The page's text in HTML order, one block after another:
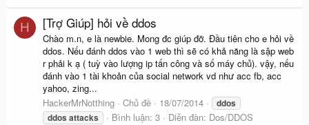
H [Trợ Giúp] hỏi về ddos
Chào m.n, e là newbie. Mong đc giúp đỡ. Đầu tiên cho e hỏi về
ddos. Nếu đánh ddos vào 1 web thì sẽ có khả năng là sập web
r phải k ạ ( tuỳ vào lượng ip tấn công và số máy chủ). vậy, nếu
đánh vào 1 tài khoản của social network vd như acc fb, acc
yahoo, zing...
HackerMrNotthing
Chủ đề 18/07/2014
ddos
ddos attacks Bình luận: 3 Diễn đàn: Dos/DDOS